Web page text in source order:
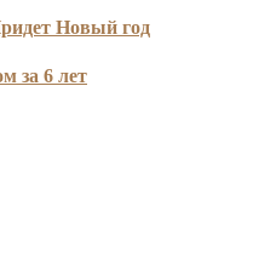
Новый год
за 6 лет